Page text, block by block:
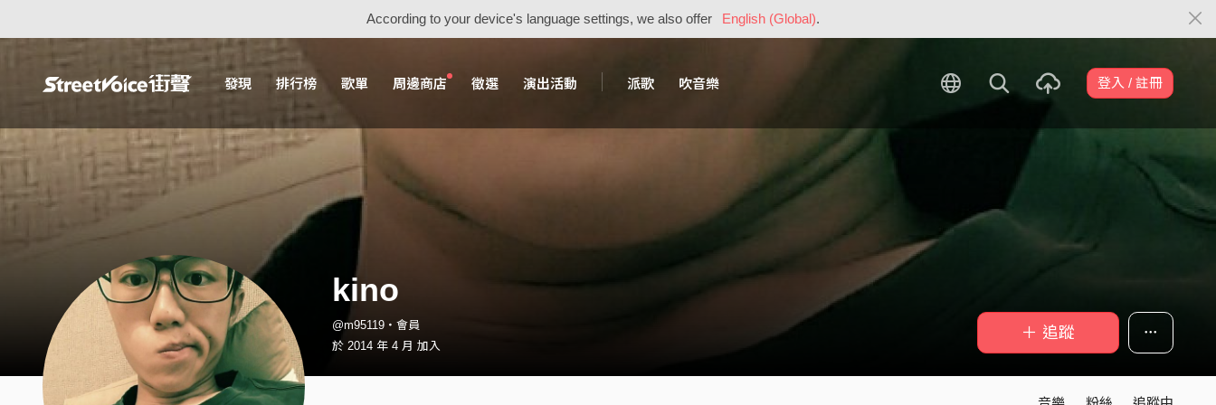
According to your device's language settings, we also offer English (Global).
發現 排行榜 歌單 周邊商店 徵選 演出活動 派歌 吹音樂 登入 / 註冊
kino
@m95119・會員
於 2014 年 4 月 加入
＋ 追蹤